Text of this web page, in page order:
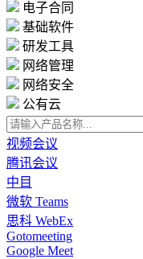
电子合同
基础软件
研发工具
网络管理
网络安全
公有云
视频会议
腾讯会议
中目
微软 Teams
思科 WebEx
Gotomeeting
Google Meet